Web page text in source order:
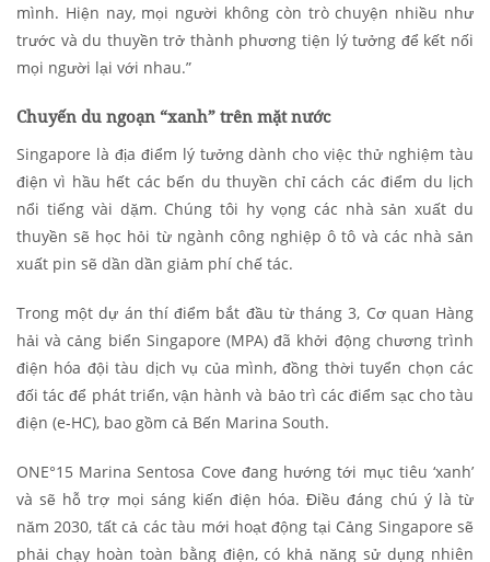
mình. Hiện nay, mọi người không còn trò chuyện nhiều như
trước và du thuyền trở thành phương tiện lý tưởng để kết nối
mọi người lại với nhau.”
Chuyến du ngoạn “xanh” trên mặt nước
Singapore là địa điểm lý tưởng dành cho việc thử nghiệm tàu
điện vì hầu hết các bến du thuyền chỉ cách các điểm du lịch
nổi tiếng vài dặm. Chúng tôi hy vọng các nhà sản xuất du
thuyền sẽ học hỏi từ ngành công nghiệp ô tô và các nhà sản
xuất pin sẽ dần dần giảm phí chế tác.
Trong một dự án thí điểm bắt đầu từ tháng 3, Cơ quan Hàng
hải và cảng biển Singapore (MPA) đã khởi động chương trình
điện hóa đội tàu dịch vụ của mình, đồng thời tuyển chọn các
đối tác để phát triển, vận hành và bảo trì các điểm sạc cho tàu
điện (e-HC), bao gồm cả Bến Marina South.
ONE°15 Marina Sentosa Cove đang hướng tới mục tiêu ‘xanh’
và sẽ hỗ trợ mọi sáng kiến điện hóa. Điều đáng chú ý là từ
năm 2030, tất cả các tàu mới hoạt động tại Cảng Singapore sẽ
phải chạy hoàn toàn bằng điện, có khả năng sử dụng nhiên